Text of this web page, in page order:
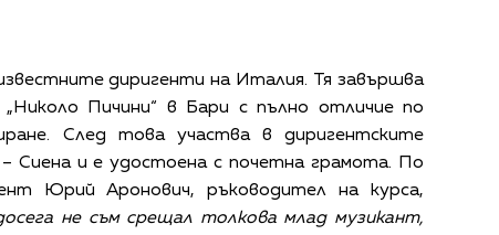
диригенти на Италия. Тя завършва
„Николо Пичини“ в Бари с пълно отличие по
След това участва в диригентските
Сиена и е удостоена с почетна грамота. По
Юрий Аронович, ръководител на курса,
не съм срещал толкова млад музикант,